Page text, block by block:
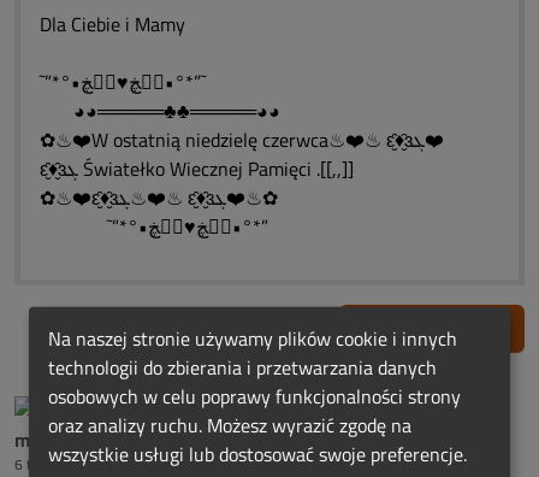
Dla Ciebie i Mamy
˜”*°•ڰۣڿ♥ڰۣڿ•°*”˜
◕◕═════♣♣═════◕◕
✿♨❤️W ostatnią niedzielę czerwca♨❤️♨ ԑ̮̑♦̮̑ɜܓ❤️
ԑ̮̑♦̮̑ɜܓ Światełko Wiecznej Pamięci .[[,,]]
✿♨❤️ԑ̮̑♦̮̑ɜܓ♨❤️♨ ԑ̮̑♦̮̑ɜܓ❤️♨✿
˜”*°•ڰۣڿ♥ڰۣڿ•°*”
Zgłoś nadużycie
mama śp.Roberta Ch.
6 tygodni temu
Na naszej stronie używamy plików cookie i innych
technologii do zbierania i przetwarzania danych
osobowych w celu poprawy funkcjonalności strony
oraz analizy ruchu. Możesz wyrazić zgodę na
wszystkie usługi lub dostosować swoje preferencje.